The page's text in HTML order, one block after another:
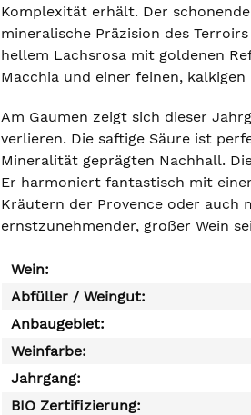
Komplexität erhält. Der
mineralische Präzision des
hellem Lachsrosa mit goldenen
Macchia und einer feinen,
Am Gaumen zeigt sich dieser
verlieren. Die saftige Säure ist
Mineralität geprägten Nachhall.
Er harmoniert fantastisch mit
Kräutern der Provence oder auch
ernstzunehmender, großer Wein
Wein:
Abfüller / Weingut:
Anbaugebiet:
Weinfarbe:
Jahrgang:
BIO Zertifizierung: